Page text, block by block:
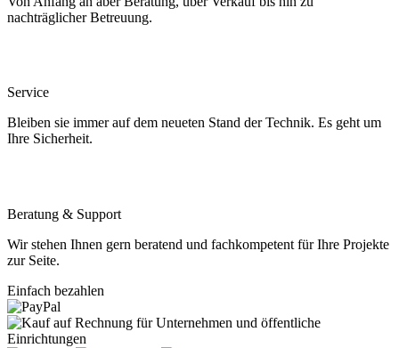
nachträglicher Betreuung.
Service
Bleiben sie immer auf dem neueten Stand der Technik. Es geht um
Ihre Sicherheit.
Beratung & Support
Wir stehen Ihnen gern beratend und fachkompetent für Ihre Projekte
zur Seite.
Einfach bezahlen